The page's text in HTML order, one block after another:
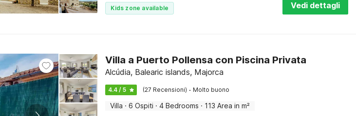
Kids zone available Vedi dettagli
Villa a Puerto Pollensa con Piscina Privata
Alcúdia, Balearic islands, Majorca
4.4 / 5 (27 Recensioni) · Molto buono
Villa · 6 Ospiti · 4 Bedrooms · 113 Area in m²